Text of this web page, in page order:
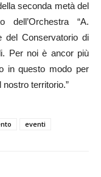
seconda metà del
dell’Orchestra “A.
del Conservatorio di
Per noi è ancor più
in questo modo per
territorio.”
eventi